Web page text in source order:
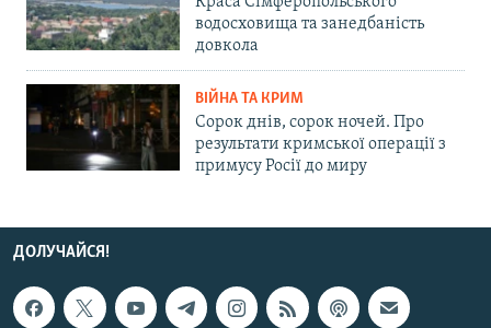
водосховища та занедбаність
довкола
ВІЙНА ТА КРИМ
Сорок днів, сорок ночей. Про
результати кримської операції з
примусу Росії до миру
ДОЛУЧАЙСЯ!